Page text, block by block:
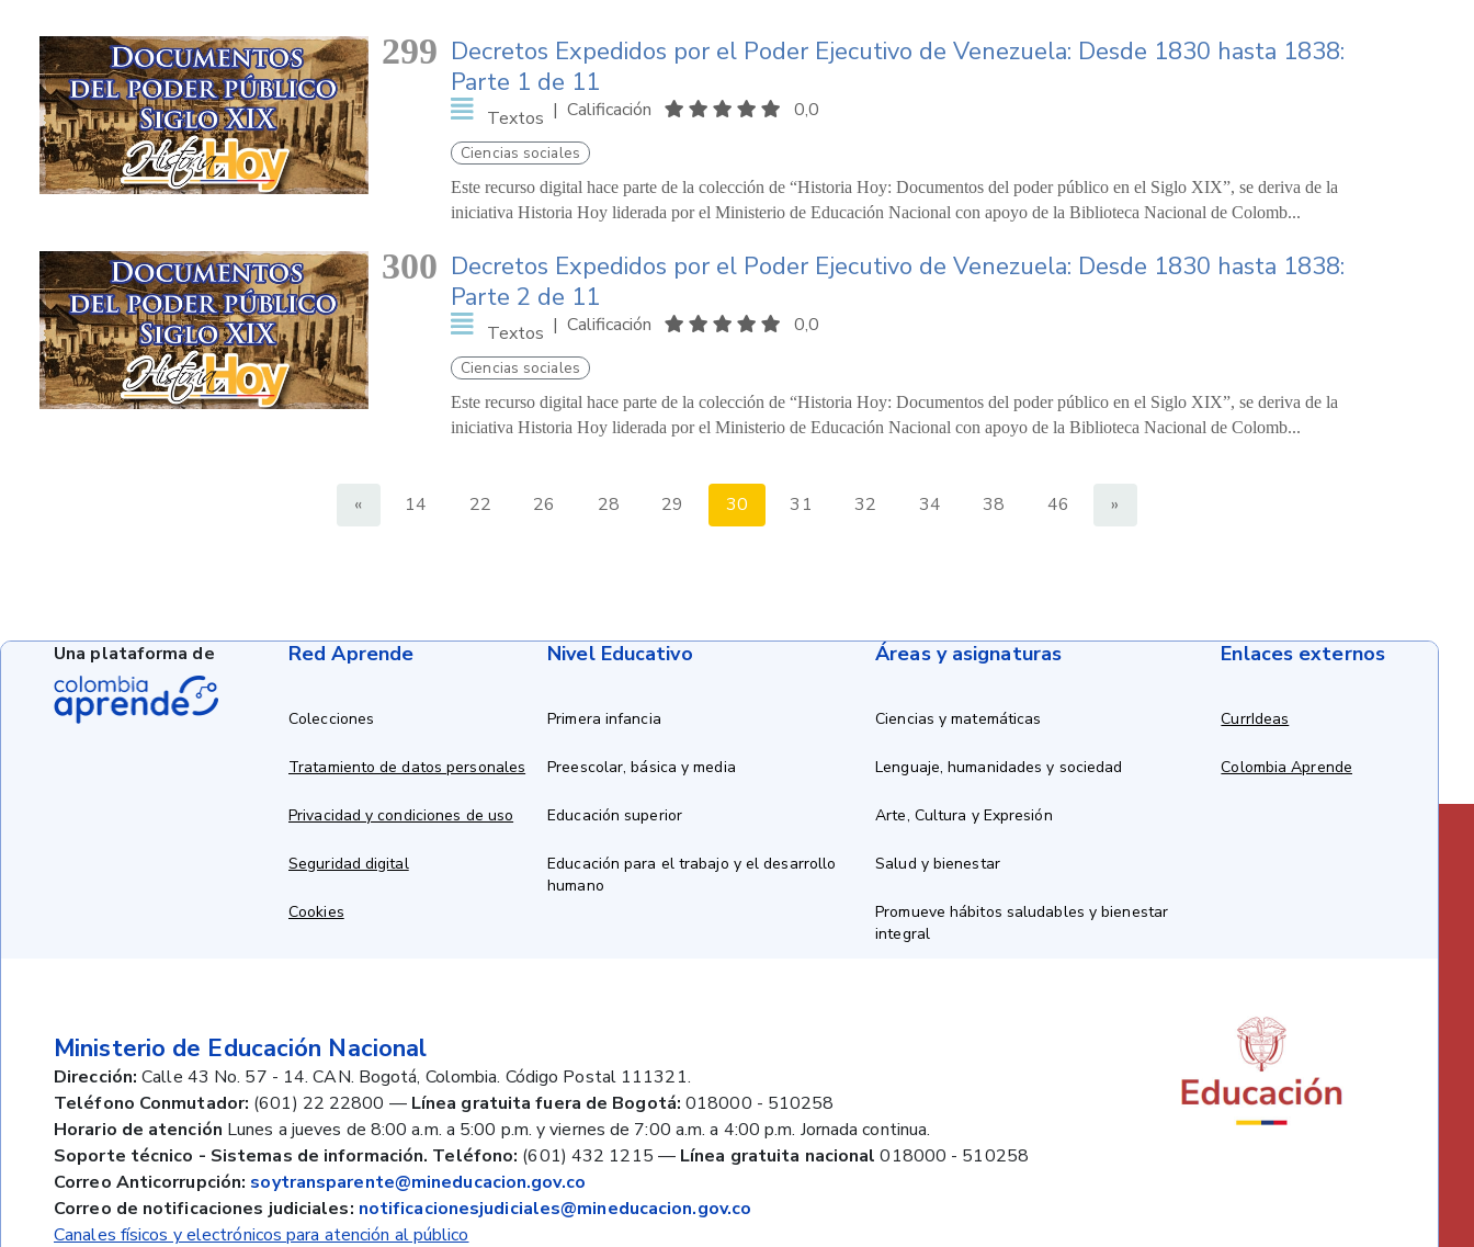
299 Decretos Expedidos por el Poder Ejecutivo de Venezuela: Desde 1830 hasta 1838:
Parte 1 de 11
Textos | Calificación 0,0
Ciencias sociales
Este recurso digital hace parte de la colección de “Historia Hoy: Documentos del poder público en el Siglo XIX”, se deriva de la
iniciativa Historia Hoy liderada por el Ministerio de Educación Nacional con apoyo de la Biblioteca Nacional de Colomb...
300 Decretos Expedidos por el Poder Ejecutivo de Venezuela: Desde 1830 hasta 1838:
Parte 2 de 11
Textos | Calificación 0,0
Ciencias sociales
Este recurso digital hace parte de la colección de “Historia Hoy: Documentos del poder público en el Siglo XIX”, se deriva de la
iniciativa Historia Hoy liderada por el Ministerio de Educación Nacional con apoyo de la Biblioteca Nacional de Colomb...
« 14 22 26 28 29 30 31 32 34 38 46 »
Red Aprende
Colecciones
Tratamiento de datos personales
Privacidad y condiciones de uso
Seguridad digital
Cookies
Nivel Educativo
Primera infancia
Preescolar, básica y media
Educación superior
Educación para el trabajo y el desarrollo
humano
Áreas y asignaturas
Ciencias y matemáticas
Lenguaje, humanidades y sociedad
Arte, Cultura y Expresión
Salud y bienestar
Promueve hábitos saludables y bienestar
integral
Enlaces externos
CurrIdeas
Colombia Aprende
Ministerio de Educación Nacional
Dirección: Calle 43 No. 57 - 14. CAN. Bogotá, Colombia. Código Postal 111321.
Teléfono Conmutador: (601) 22 22800 — Línea gratuita fuera de Bogotá: 018000 - 510258
Horario de atención Lunes a jueves de 8:00 a.m. a 5:00 p.m. y viernes de 7:00 a.m. a 4:00 p.m. Jornada continua.
Soporte técnico - Sistemas de información. Teléfono: (601) 432 1215 — Línea gratuita nacional 018000 - 510258
Correo Anticorrupción: soytransparente@mineducacion.gov.co
Correo de notificaciones judiciales: notificacionesjudiciales@mineducacion.gov.co
Canales físicos y electrónicos para atención al público
Una plataforma de